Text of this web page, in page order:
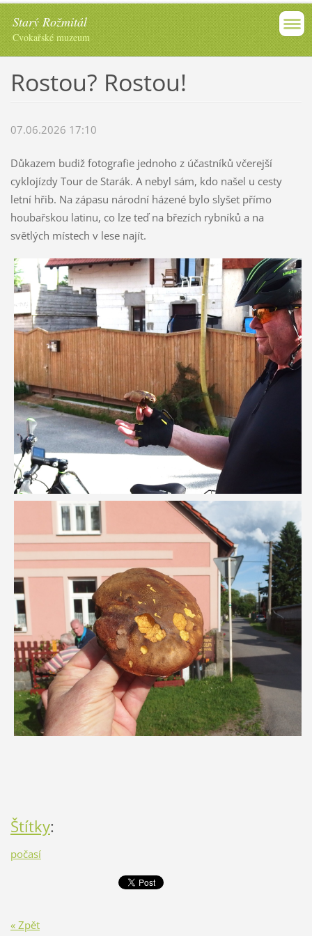
Starý Rožmitál
Cvokařské muzeum
Rostou? Rostou!
07.06.2026 17:10
Důkazem budiž fotografie jednoho z účastníků včerejší
cyklojízdy Tour de Starák. A nebyl sám, kdo našel u cesty
letní hřib. Na zápasu národní házené bylo slyšet přímo
houbařskou latinu, co lze teď na březích rybníků a na
světlých místech v lese najít.
Štítky:
počasí
« Zpět